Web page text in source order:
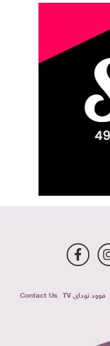
فوود توداى TV
Contact Us